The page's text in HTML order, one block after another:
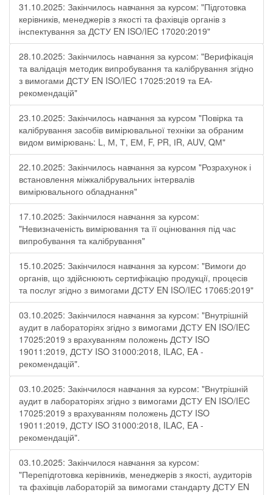
31.10.2025: Закінчилось навчання за курсом: "Підготовка
керівників, менеджерів з якості та фахівців органів з
інспектування за ДСТУ EN ISO/IEC 17020:2019"
28.10.2025: Закінчилось навчання за курсом: "Верифікація
та валідація методик випробування та калібрування згідно
з вимогами ДСТУ EN ISO/IEC 17025:2019 та ЕА-
рекомендацій"
23.10.2025: Закінчилось навчання за курсом "Повірка та
калібрування засобів вимірювальної техніки за обраним
видом вимірювань: L, М, Т, ЕМ, F, РR, ІR, АUV, QМ"
22.10.2025: Закінчилось навчання за курсом "Розрахунок і
встановлення міжкалібрувальних інтервалів
вимірювального обладнання"
17.10.2025: Закінчилося навчання за курсом:
"Невизначеність вимірювання та її оцінювання під час
випробування та калібрування"
15.10.2025: Закінчилося навчання за курсом: "Вимоги до
органів, що здійснюють сертифікацію продукції, процесів
та послуг згідно з вимогами ДСТУ EN ISO/IEC 17065:2019"
03.10.2025: Закінчилося навчання за курсом: "Внутрішній
аудит в лабораторіях згідно з вимогами ДСТУ EN ISO/IEC
17025:2019 з врахуванням положень ДСТУ ISO
19011:2019, ДСТУ ISO 31000:2018, ILAC, EA -
рекомендацій".
03.10.2025: Закінчилося навчання за курсом: "Внутрішній
аудит в лабораторіях згідно з вимогами ДСТУ EN ISO/IEC
17025:2019 з врахуванням положень ДСТУ ISO
19011:2019, ДСТУ ISO 31000:2018, ILAC, EA -
рекомендацій".
03.10.2025: Закінчилося навчання за курсом:
"Перепідготовка керівників, менеджерів з якості, аудиторів
та фахівців лабораторій за вимогами стандарту ДСТУ EN